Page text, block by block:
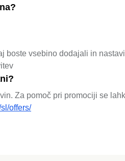
boste vsebino dodajali in
Za pomoč pri promociji se
offers/